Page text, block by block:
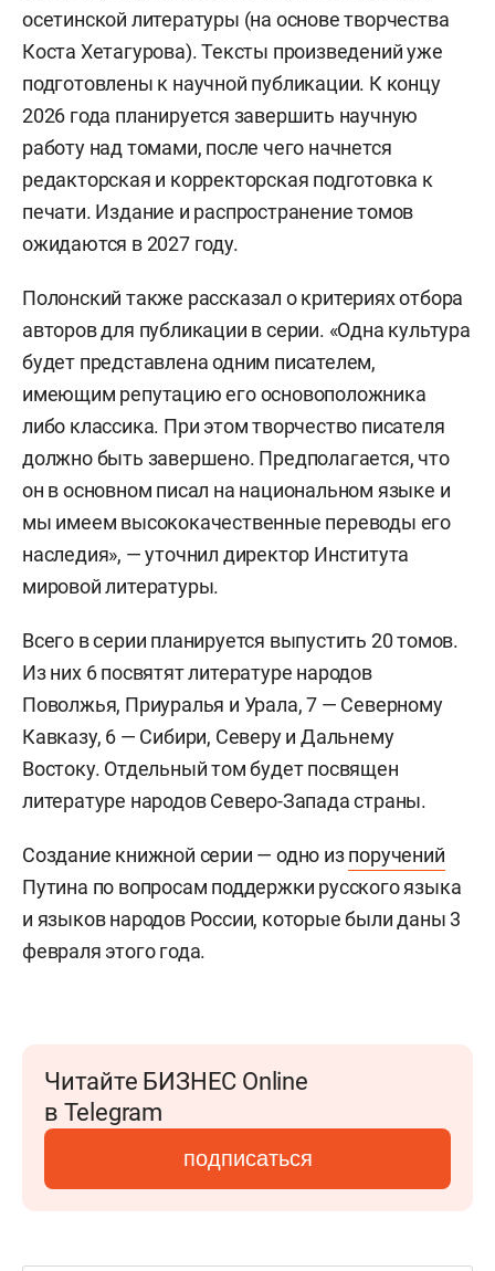
осетинской литературы (на основе творчества
Коста Хетагурова). Тексты произведений уже
подготовлены к научной публикации. К концу
2026 года планируется завершить научную
работу над томами, после чего начнется
редакторская и корректорская подготовка к
печати. Издание и распространение томов
ожидаются в 2027 году.
Полонский также рассказал о критериях отбора
авторов для публикации в серии. «Одна культура
будет представлена одним писателем,
имеющим репутацию его основоположника
либо классика. При этом творчество писателя
должно быть завершено. Предполагается, что
он в основном писал на национальном языке и
мы имеем высококачественные переводы его
наследия», — уточнил директор Института
мировой литературы.
Всего в серии планируется выпустить 20 томов.
Из них 6 посвятят литературе народов
Поволжья, Приуралья и Урала, 7 — Северному
Кавказу, 6 — Сибири, Северу и Дальнему
Востоку. Отдельный том будет посвящен
литературе народов Северо-Запада страны.
Создание книжной серии — одно изпоручений
Путина по вопросам поддержки русского языка
и языков народов России, которые были даны 3
февраля этого года.
Читайте БИЗНЕС Online
в Telegram
подписаться